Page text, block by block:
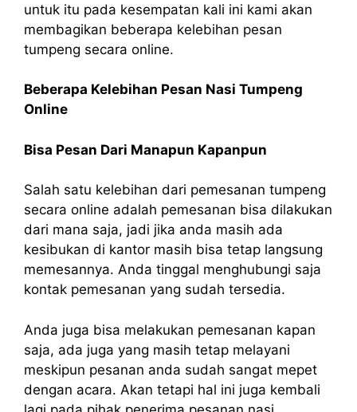
untuk itu pada kesempatan kali ini kami akan
membagikan beberapa kelebihan pesan
tumpeng secara online.
Beberapa Kelebihan Pesan Nasi Tumpeng
Online
Bisa Pesan Dari Manapun Kapanpun
Salah satu kelebihan dari pemesanan tumpeng
secara online adalah pemesanan bisa dilakukan
dari mana saja, jadi jika anda masih ada
kesibukan di kantor masih bisa tetap langsung
memesannya. Anda tinggal menghubungi saja
kontak pemesanan yang sudah tersedia.
Anda juga bisa melakukan pemesanan kapan
saja, ada juga yang masih tetap melayani
meskipun pesanan anda sudah sangat mepet
dengan acara. Akan tetapi hal ini juga kembali